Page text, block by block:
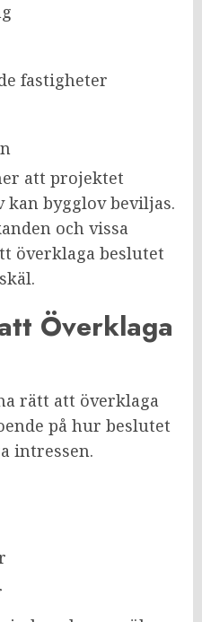
fastigheter
att projektet
bygglov beviljas.
och vissa
överklaga beslutet
Överklaga
rätt att överklaga
på hur beslutet
intressen.